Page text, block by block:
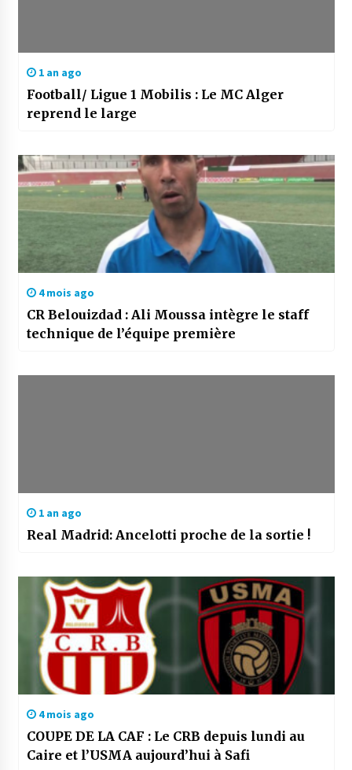
1 an ago
Football/ Ligue 1 Mobilis : Le MC Alger
reprend le large
4 mois ago
CR Belouizdad : Ali Moussa intègre le staff
technique de l’équipe première
1 an ago
Real Madrid: Ancelotti proche de la sortie !
4 mois ago
COUPE DE LA CAF : Le CRB depuis lundi au
Caire et l’USMA aujourd’hui à Safi